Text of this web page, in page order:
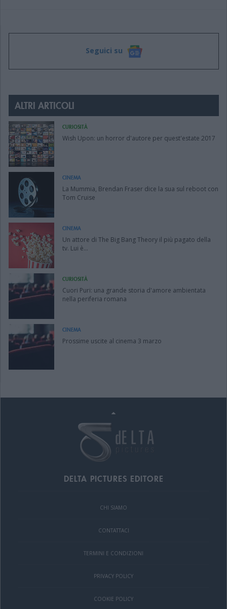
Seguici su
ALTRI ARTICOLI
CURIOSITÀ
Wish Upon: un horror d'autore per quest'estate 2017
CINEMA
La Mummia, Brendan Fraser dice la sua sul reboot con
Tom Cruise
CINEMA
Un attore di The Big Bang Theory il più pagato della
tv. Lui è...
CURIOSITÀ
Cuori Puri: una grande storia d'amore ambientata
nella periferia romana
CINEMA
Prossime uscite al cinema 3 marzo
DELTA PICTURES EDITORE
CHI SIAMO
CONTATTACI
TERMINI E CONDIZIONI
PRIVACY POLICY
COOKIE POLICY